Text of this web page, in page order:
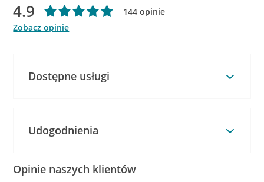
4.9
144 opinie
Zobacz opinie
Dostępne usługi
Udogodnienia
Opinie naszych klientów